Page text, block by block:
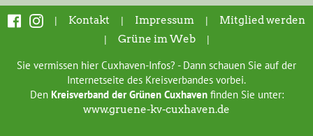
| Kontakt | Impressum| Mitglied werden
| Grüne im Web|
Sie vermissen hier Cuxhaven-Infos? - Dann schauen Sie auf der
Internetseite des Kreisverbandes vorbei.
Den Kreisverband der Grünen Cuxhavenfinden Sie unter:
www.gruene-kv-cuxhaven.de